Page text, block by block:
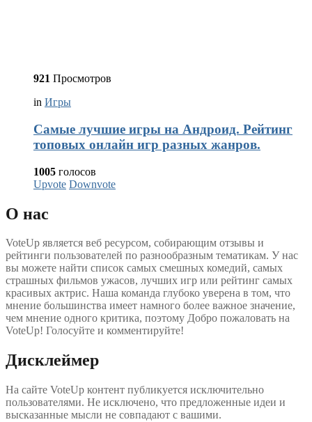
921 Просмотров
in Игры
Самые лучшие игры на Андроид. Рейтинг
топовых онлайн игр разных жанров.
1005 голосов
Upvote Downvote
О нас
VoteUp является веб ресурсом, собирающим отзывы и
рейтинги пользователей по разнообразным тематикам. У нас
вы можете найти список самых смешных комедий, самых
страшных фильмов ужасов, лучших игр или рейтинг самых
красивых актрис. Наша команда глубоко уверена в том, что
мнение большинства имеет намного более важное значение,
чем мнение одного критика, поэтому Добро пожаловать на
VoteUp! Голосуйте и комментируйте!
Дисклеймер
На сайте VoteUp контент публикуется исключительно
пользователями. Не исключено, что предложенные идеи и
высказанные мысли не совпадают с вашими.